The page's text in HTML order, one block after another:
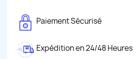
Paiement Sécurisé
Expédition en 24/48 Heures